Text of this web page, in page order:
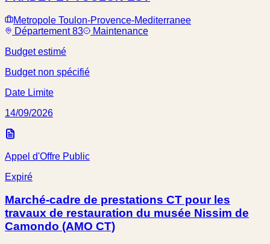
Metropole Toulon-Provence-Mediterranee
Département 83
Maintenance
Budget estimé
Budget non spécifié
Date Limite
14/09/2026
Appel d'Offre Public
Expiré
Marché-cadre de prestations CT pour les
travaux de restauration du musée Nissim de
Camondo (AMO CT)